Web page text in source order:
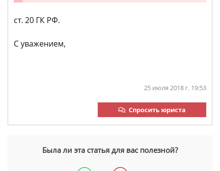
ст. 20 ГК РФ.
С уважением,
25 июля 2018 г. 19:53
Спросить юриста
Была ли эта статья для вас полезной?